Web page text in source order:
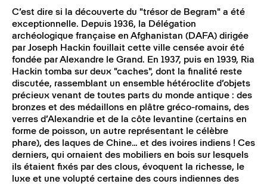
C’est dire si la découverte du "trésor de Begram" a été
exceptionnelle. Depuis 1936, la Délégation
archéologique française en Afghanistan (DAFA) dirigée
par Joseph Hackin fouillait cette ville censée avoir été
fondée par Alexandre le Grand. En 1937, puis en 1939, Ria
Hackin tomba sur deux "caches", dont la finalité reste
discutée, rassemblant un ensemble hétéroclite d’objets
précieux venant de toutes parts du monde antique : des
bronzes et des médaillons en plâtre gréco-romains, des
verres d’Alexandrie et de la côte levantine (certains en
forme de poisson, un autre représentant le célèbre
phare), des laques de Chine… et des ivoires indiens ! Ces
derniers, qui ornaient des mobiliers en bois sur lesquels
ils étaient fixés par des clous, évoquent la richesse, le
luxe et une volupté certaine des cours indiennes des